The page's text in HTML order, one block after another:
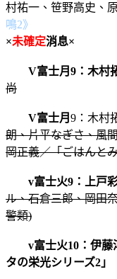
村祐一、笹野高史、
鳴2》
×未確定消息×
V富士月9 ：木村
尚
V富士月 9： 木村
朗、片平なぎさ、風
岡正義／「ごはんと
v富士火9：上戸
ル、石倉三郎、岡田
警類)
v富士火10 ：伊
タの栄光シリーズ2」